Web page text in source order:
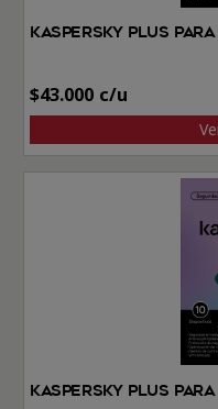
Kaspersky Plus Para
$43.000
Kaspersky Plus Para